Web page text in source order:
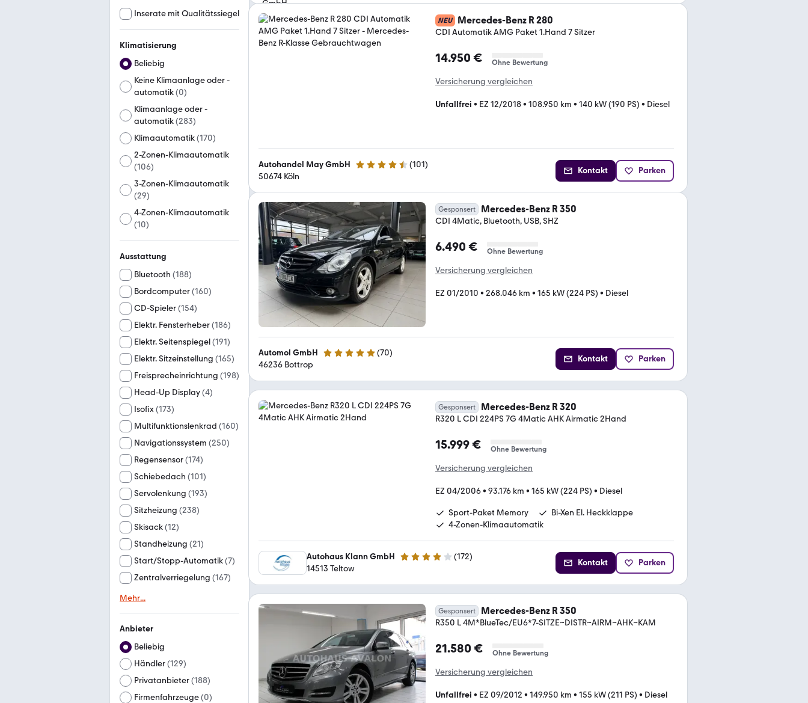
Inserate mit Qualitätssiegel
Klimatisierung
Beliebig
Keine Klimaanlage oder -
automatik(0)
Klimaanlage oder -
automatik(283)
Klimaautomatik(170)
2-Zonen-Klimaautomatik
(106)
3-Zonen-Klimaautomatik
(29)
4-Zonen-Klimaautomatik
(10)
Ausstattung
Bluetooth (188)
Bordcomputer(160)
CD-Spieler(154)
Elektr. Fensterheber(186)
Elektr. Seitenspiegel(191)
Elektr. Sitzeinstellung (165)
Freisprecheinrichtung (198)
Head-Up Display(4)
Isofix(173)
Multifunktionslenkrad (160)
Navigationssystem (250)
Regensensor(174)
Schiebedach (101)
Servolenkung (193)
Sitzheizung (238)
Skisack(12)
Standheizung (21)
Start/Stopp-Automatik(7)
Zentralverriegelung (167)
Mehr...
Anbieter
Beliebig
Händler(129)
Privatanbieter(188)
Firmenfahrzeuge(0)
NEU Mercedes-Benz R 280
CDI Automatik AMG Paket 1.Hand 7 Sitzer
14.950 € Ohne Bewertung
Versicherung vergleichen
Unfallfrei • EZ 12/2018• 108.950 km • 140 kW (190 PS) • Diesel
Autohandel May GmbH 4.7 Sterne (101)
50674 Köln
Kontakt Parken
Gesponsert Mercedes-Benz R 350
CDI 4Matic, Bluetooth, USB, SHZ
6.490 € Ohne Bewertung
Versicherung vergleichen
EZ 01/2010 • 268.046 km • 165 kW (224 PS) • Diesel
Automol GmbH 4.9 Sterne (70)
46236 Bottrop
Kontakt Parken
Gesponsert Mercedes-Benz R 320
R320 L CDI 224PS 7G 4Matic AHK Airmatic 2Hand
15.999 € Ohne Bewertung
Versicherung vergleichen
EZ 04/2006• 93.176 km • 165 kW (224 PS) • Diesel
Sport-Paket Memory
Bi-Xen El. Heckklappe
4-Zonen-Klimaautomatik
Autohaus Klann GmbH 4 Sterne (172)
14513 Teltow
Kontakt Parken
Gesponsert Mercedes-Benz R 350
R350 L 4M*BlueTec/EU6*7-SITZE~DISTR~AIRM~AHK~KAM
21.580 € Ohne Bewertung
Versicherung vergleichen
Unfallfrei • EZ 09/2012 • 149.950 km • 155 kW (211 PS) • Diesel